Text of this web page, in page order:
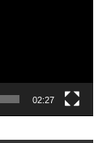
02:27